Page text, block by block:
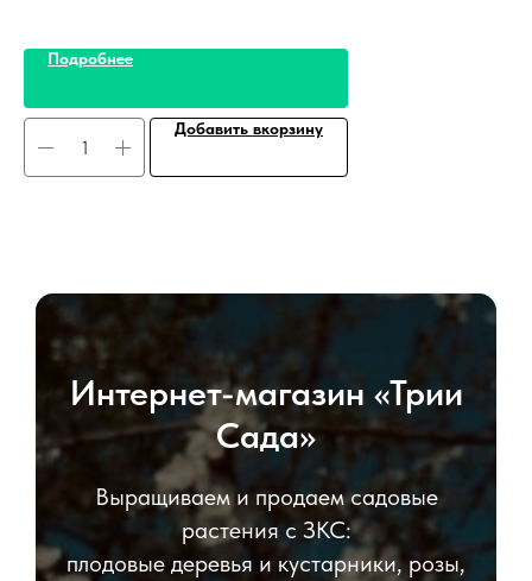
Подробнее
Добавить вкорзину
Интернет-магазин «Трии
Сада»
Выращиваем и продаем садовые
растения с ЗКС:
плодовые деревья и кустарники, розы,